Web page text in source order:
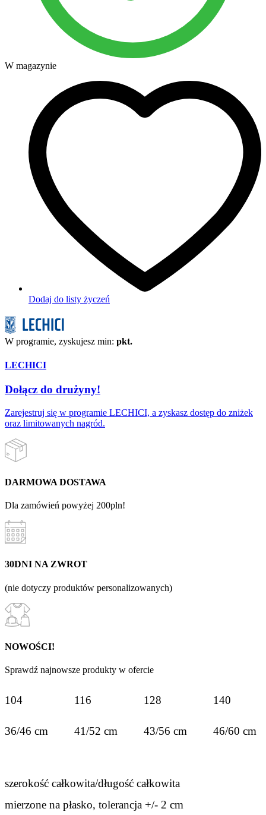
W magazynie
Dodaj do listy życzeń
W programie, zyskujesz min: pkt.
LECHICI
Dołącz do drużyny!
Zarejestruj się w programie LECHICI, a zyskasz dostęp do zniżek
oraz limitowanych nagród.
DARMOWA DOSTAWA
Dla zamówień powyżej 200pln!
30DNI NA ZWROT
(nie dotyczy produktów personalizowanych)
NOWOŚCI!
Sprawdź najnowsze produkty w ofercie
104 116 128 140
36/46 cm 41/52 cm 43/56 cm 46/60 cm
szerokość całkowita/długość całkowita
mierzone na płasko, tolerancja +/- 2 cm